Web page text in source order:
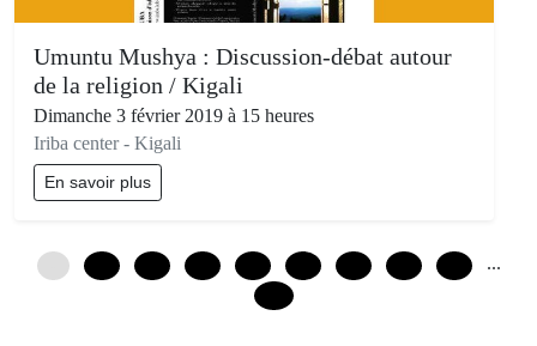
Umuntu Mushya : Discussion-débat autour
de la religion / Kigali
Dimanche 3 février 2019 à 15 heures
Iriba center - Kigali
En savoir plus
...